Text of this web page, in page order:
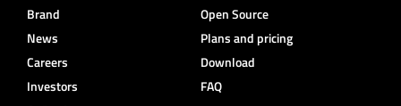
Brand
News
Careers
Investors
Open Source
Plans and pricing
Download
FAQ